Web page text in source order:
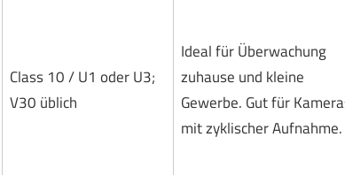
Class 10 / U1 oder U3;
V30 üblich
Ideal für Überwachung
zuhause und kleine
Gewerbe. Gut für
mit zyklischer Aufnahme.